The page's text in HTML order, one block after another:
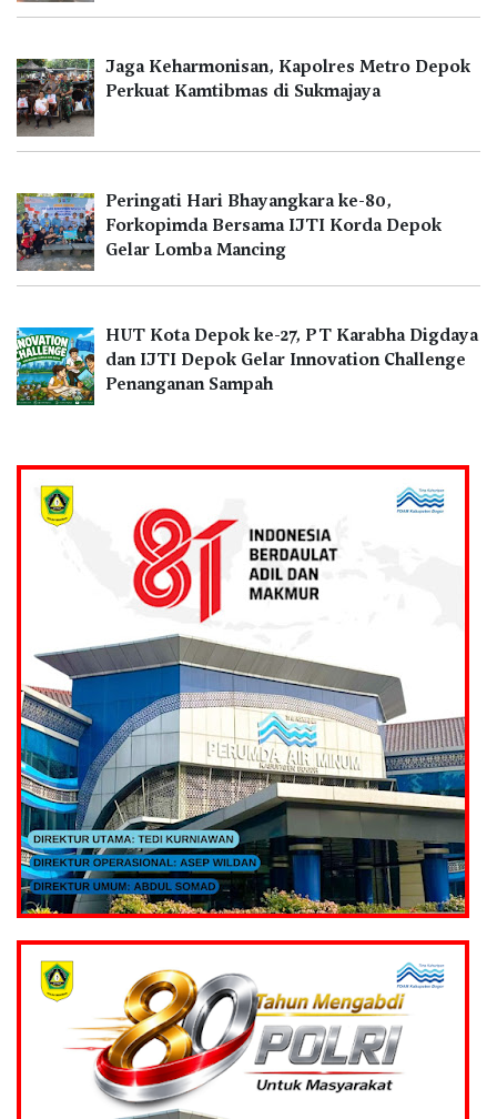
Jaga Keharmonisan, Kapolres Metro Depok
Perkuat Kamtibmas di Sukmajaya
Peringati Hari Bhayangkara ke-80,
Forkopimda Bersama IJTI Korda Depok
Gelar Lomba Mancing
HUT Kota Depok ke-27, PT Karabha Digdaya
dan IJTI Depok Gelar Innovation Challenge
Penanganan Sampah